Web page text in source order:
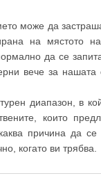
може да
на мястото
да се
вече за
диапазон, в
които
причина да се
когато ви трябва.